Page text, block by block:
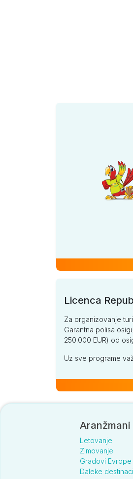
Licenca
Za organizovanje
Garantna polisa
250.000 EUR) od
Uz sve programe
Aranžmani
Letovanje
Zimovanje
Gradovi Evrope
Daleke